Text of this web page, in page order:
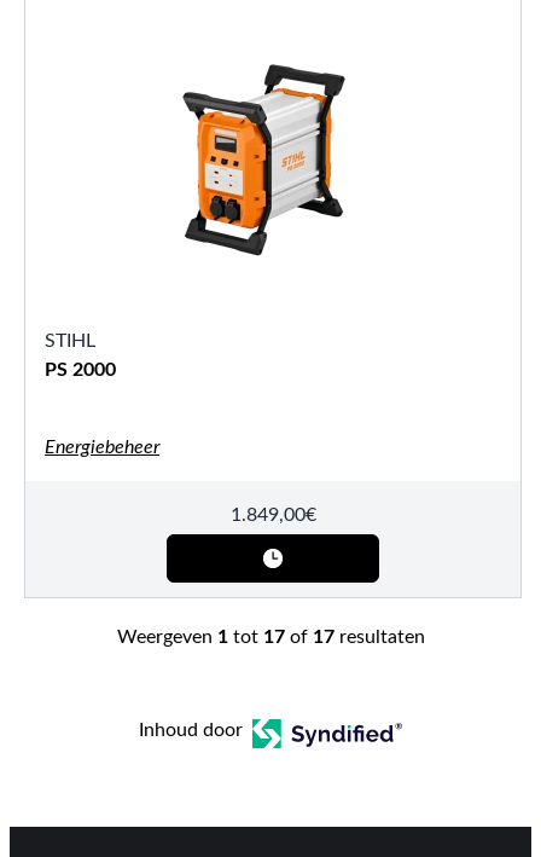
STIHL
PS 2000
Energiebeheer
1.849,00€
Weergeven 1tot 17of 17resultaten
Inhoud door